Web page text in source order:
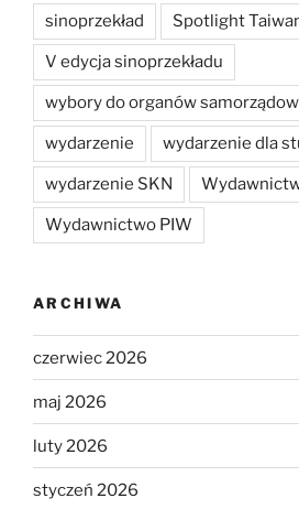
sinoprzekład Spotlight
V edycja sinoprzekładu
wybory do organów
wydarzenie wydarzenie dla
wydarzenie SKN
Wydawnictwo PIW
ARCHIWA
czerwiec 2026
maj 2026
luty 2026
styczeń 2026